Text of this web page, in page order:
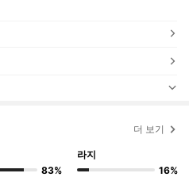
더 보기
83%
라지
16%